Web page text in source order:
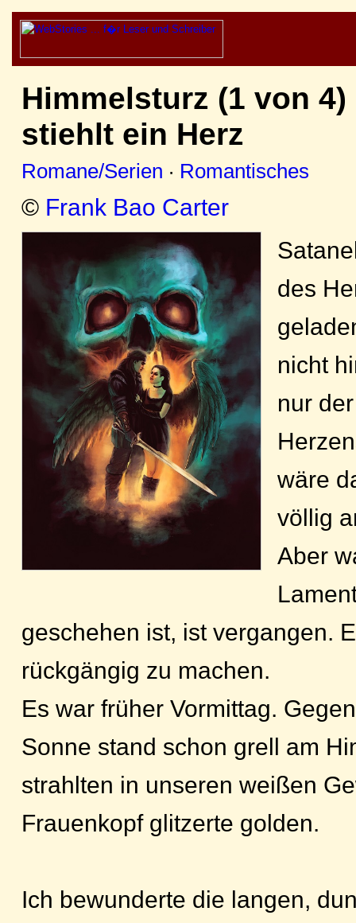
Himmelsturz (1 von 4)
stiehlt ein Herz
Romane/Serien · Romantisches
© Frank Bao Carter
des
nicht
nur
wäre
völlig
Aber
geschehen ist, ist vergangen.
rückgängig zu machen.
Es war früher Vormittag.
Sonne stand schon grell am
strahlten in unseren weißen
Frauenkopf glitzerte golden.
Ich bewunderte die langen,